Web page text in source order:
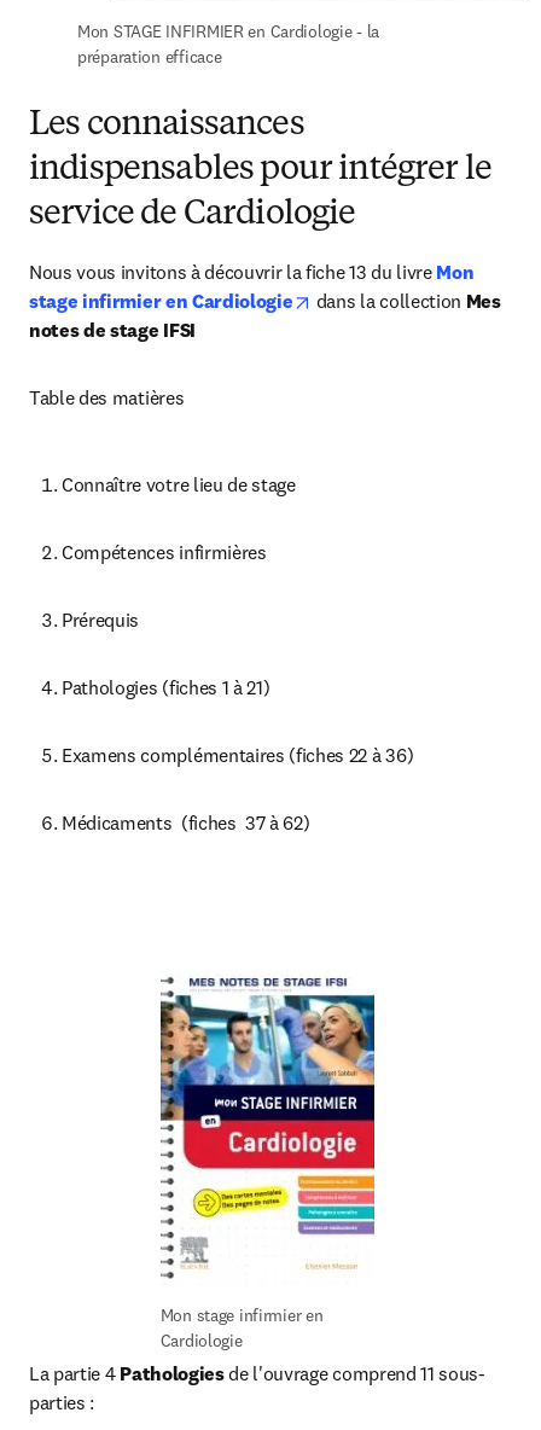
Mon STAGE INFIRMIER en Cardiologie - la
préparation efficace
Les connaissances
indispensables pour intégrer le
service de Cardiologie
Nous vous invitons à découvrir la fiche 13 du livre Mon
stage infirmier en Cardiologie
opens in new tab/window
dans la collection Mes
notes de stage IFSI
Table des matières
Connaître votre lieu de stage
Compétences infirmières
Prérequis
Pathologies (fiches 1 à 21)
Examens complémentaires (fiches 22 à 36)
Médicaments  (fiches  37 à 62)
Mon stage infirmier en
Cardiologie
La partie 4 Pathologies de l'ouvrage comprend 11 sous-
parties :